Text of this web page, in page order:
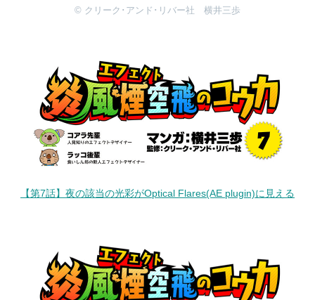
© クリーク･アンド･リバー社 横井三歩
【第7話】夜の該当の光彩がOptical Flares(AE plugin)に見える